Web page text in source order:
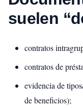
suelen
contratos
contratos de
evidencia de
de beneficios);